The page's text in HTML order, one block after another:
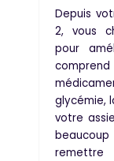
Depuis
2, vous
pour
glycémie,
votre